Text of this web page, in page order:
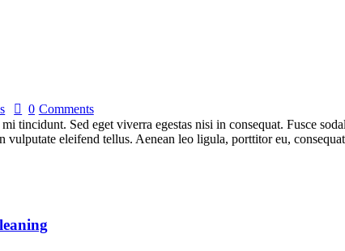
0 Comments
tincidunt. Sed eget viverra egestas nisi in consequat. Fusce
vulputate eleifend tellus. Aenean leo ligula, porttitor eu,